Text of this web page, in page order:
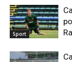
Sport